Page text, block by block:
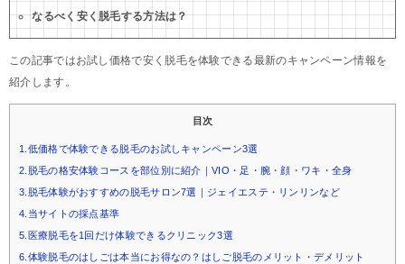
なるべく安く脱毛する方法は？
この記事ではお試し価格で安く脱毛を体験できる最新のキャンペーン情報を
紹介します。
目次
1.低価格で体験できる脱毛のお試しキャンペーン3選
2.脱毛の格安体験コースを部位別に紹介｜VIO・足・腕・顔・ワキ・全身
3.脱毛体験がおすすめの脱毛サロン7選｜ジェイエステ・リンリンなど
4.当サイトの採点基準
5.医療脱毛を1回だけ体験できるクリニック3選
6.体験脱毛のはしごは本当にお得なの？はしご脱毛のメリット・デメリット